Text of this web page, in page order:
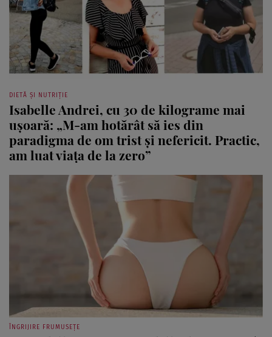
DIETĂ ȘI NUTRIȚIE
Isabelle Andrei, cu 30 de kilograme mai
ușoară: „M-am hotărât să ies din
paradigma de om trist și nefericit. Practic,
am luat viața de la zero”
ÎNGRIJIRE FRUMUSEȚE